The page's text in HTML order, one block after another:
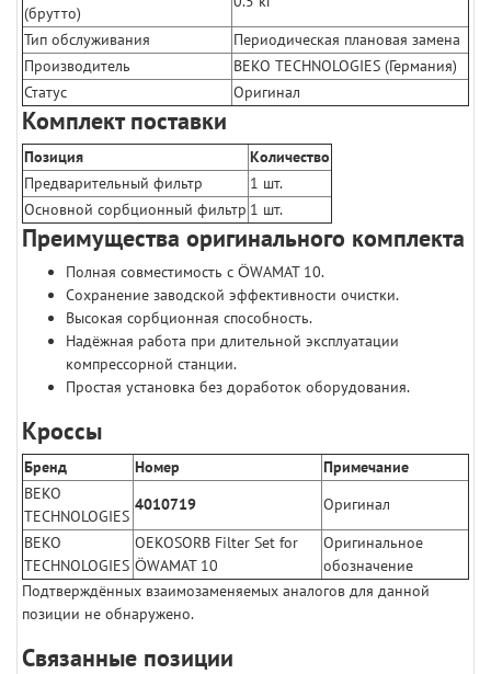
(брутто)
Тип обслуживания
Периодическая плановая замена
Производитель
BEKO TECHNOLOGIES (Германия)
Статус
Оригинал
Комплект поставки
Позиция
Количество
Предварительный фильтр
1 шт.
Основной сорбционный фильтр 1 шт.
Преимущества оригинального комплекта
Полная совместимость с ÖWAMAT 10.
Сохранение заводской эффективности очистки.
Высокая сорбционная способность.
Надёжная работа при длительной эксплуатации
компрессорной станции.
Простая установка без доработок оборудования.
Кроссы
Бренд Номер
Примечание
BEKO
TECHNOLOGIES
4010719
Оригинал
BEKO
TECHNOLOGIES
OEKOSORB Filter Set for
ÖWAMAT 10
Оригинальное
обозначение
Подтверждённых взаимозаменяемых аналогов для данной
позиции не обнаружено.
Связанные позиции